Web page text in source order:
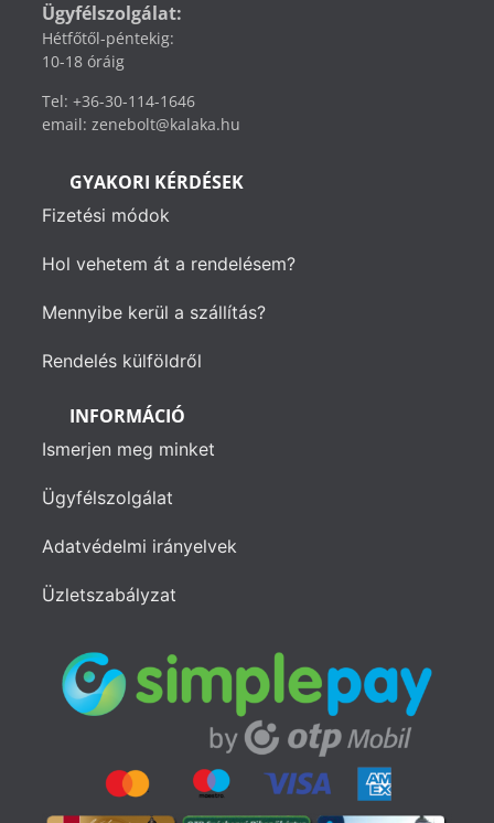
Ügyfélszolgálat:
Hétfőtől-péntekig:
10-18 óráig
Tel: +36-30-114-1646
email: zenebolt@kalaka.hu
GYAKORI KÉRDÉSEK
Fizetési módok
Hol vehetem át a rendelésem?
Mennyibe kerül a szállítás?
Rendelés külföldről
INFORMÁCIÓ
Ismerjen meg minket
Ügyfélszolgálat
Adatvédelmi irányelvek
Üzletszabályzat